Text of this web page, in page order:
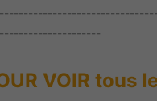
VOIR tous